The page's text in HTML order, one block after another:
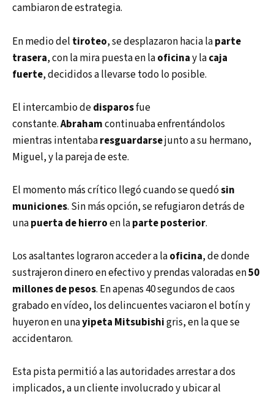
cambiaron de estrategia.
En medio del tiroteo, se desplazaron hacia laparte
trasera, con la mira puesta en laoficinay lacaja
fuerte, decididos a llevarse todo lo posible.
El intercambio dedisparosfue
constante.Abrahamcontinuaba enfrentándolos
mientras intentabaresguardarsejunto a su hermano,
Miguel, y la pareja de este.
El momento más crítico llegó cuando se quedósin
municiones. Sin más opción, se refugiaron detrás de
unapuerta de hierroen laparte posterior.
Los asaltantes lograron acceder a laoficina, de donde
sustrajeron dinero en efectivo y prendas valoradas en50
millones de pesos. En apenas 40 segundos de caos
grabado en vídeo, los delincuentes vaciaron el botín y
huyeron en unayipeta Mitsubishigris, en la que se
accidentaron.
Esta pista permitió a las autoridades arrestar a dos
implicados, a un cliente involucrado y ubicar al